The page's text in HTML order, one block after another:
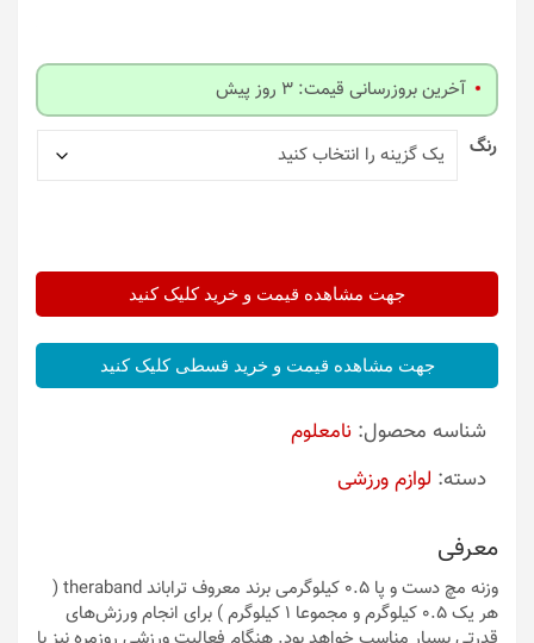
آخرین بروزرسانی قیمت: 3 روز پیش
رنگ
جهت مشاهده قیمت و خرید کلیک کنید
جهت مشاهده قیمت و خرید قسطی کلیک کنید
شناسه محصول: نامعلوم
دسته: لوازم ورزشی
معرفی
وزنه مچ دست و پا 0.5 کیلوگرمی برند معروف تراباند theraband (
هر یک 0.5 کیلوگرم و مجموعا 1 کیلوگرم ) برای انجام ورزش‌های